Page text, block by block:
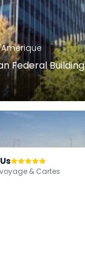
Federal Building
& Cartes